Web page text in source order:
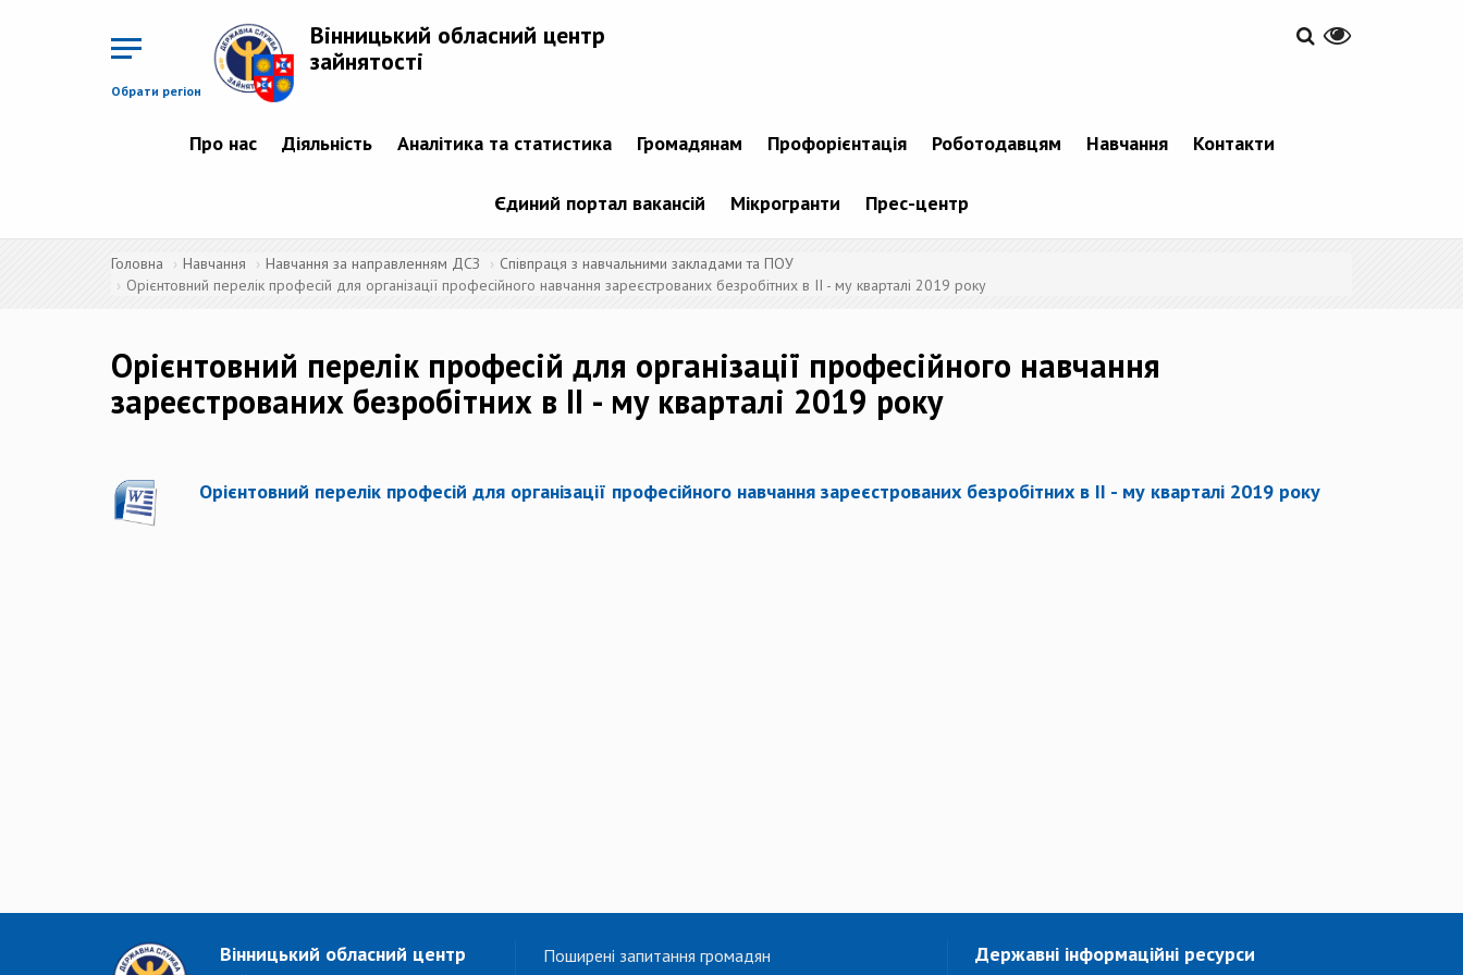
Обрати регіон
Вінницький обласний центр
зайнятості
Про нас Діяльність Аналітика та статистика Громадянам Профорієнтація Роботодавцям Навчання Контакти
Єдиний портал вакансій Мікрогранти Прес-центр
Головна Навчання Навчання за направленням ДСЗ
Співпраця з навчальними закладами та ПОУ
Орієнтовний перелік професій для організації професійного навчання зареєстрованих безробітних в II - му кварталі 2019 року
Орієнтовний перелік професій для організації професійного навчання
зареєстрованих безробітних в II - му кварталі 2019 року
Орієнтовний перелік професій для організації професійного навчання зареєстрованих безробітних в II - му кварталі 2019 року
Вінницький обласний центр
Поширені запитання громадян Державні інформаційні ресурси